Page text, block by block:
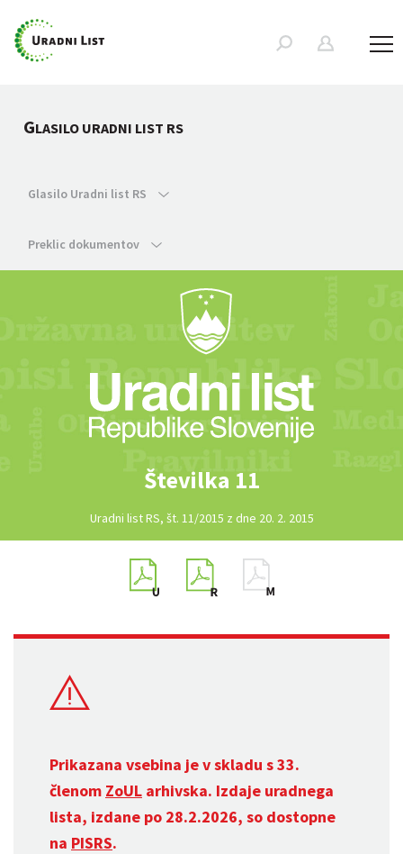
GLASILO URADNI LIST RS
Glasilo Uradni list RS
Preklic dokumentov
Številka 11
Uradni list RS, št. 11/2015 z dne 20. 2. 2015
Prikazana vsebina je v skladu s 33.
členom ZoUL arhivska. Izdaje uradnega
lista, izdane po 28.2.2026, so dostopne
na PISRS.